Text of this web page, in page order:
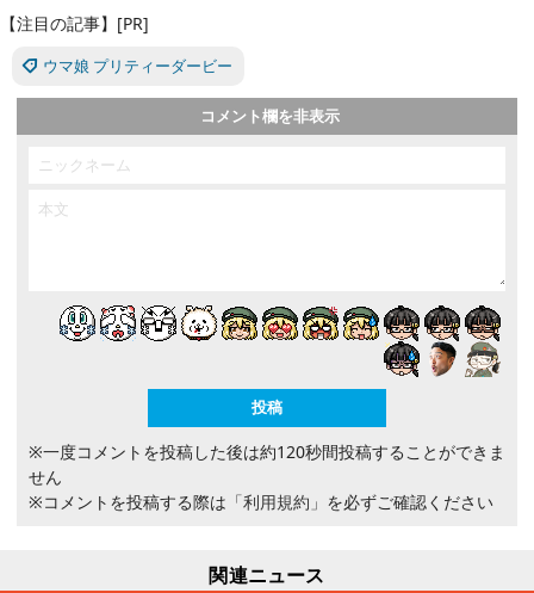
【注目の記事】[PR]
ウマ娘 プリティーダービー
コメント欄を非表示
※一度コメントを投稿した後は約120秒間投稿することができま
せん
※コメントを投稿する際は 「利用規約」 を必ずご確認ください
関連ニュース